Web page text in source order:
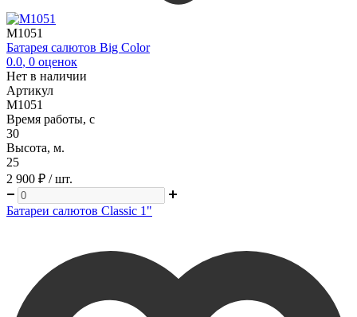
M1051
Батарея салютов Big Color
0.0, 0 оценок
Нет в наличии
Артикул
M1051
Время работы, с
30
Высота, м.
25
2 900 ₽ / шт.
Батареи салютов Classic 1"